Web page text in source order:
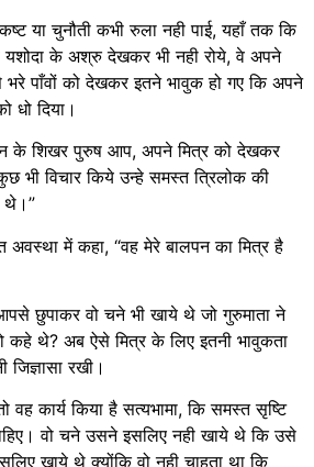
या चुनौती कभी रुला नही पाई, यहाँ तक कि
के अश्रु देखकर भी नही रोये, वे अपने
भरे पाँवों को देखकर इतने भावुक हो गए कि अपने
दिया।
के शिखर पुरुष आप, अपने मित्र को देखकर
भी विचार किये उन्हे समस्त त्रिलोक की
थे।”
अवस्था में कहा, “वह मेरे बालपन का मित्र है
छुपाकर वो चने भी खाये थे जो गुरुमाता ने
थे? अब ऐसे मित्र के लिए इतनी भावुकता
जिज्ञासा रखी।
वह कार्य किया है सत्यभामा, कि समस्त सृष्टि
वो चने उसने इसलिए नही खाये थे कि उसे
खाये थे क्योंकि वो नही चाहता था कि